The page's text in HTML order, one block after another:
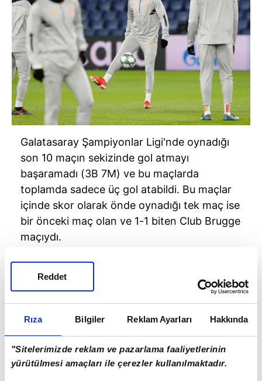
Rıza Bilgiler Reklam Ayarları Hakkında
"Sitelerimizde reklam ve pazarlama faaliyetlerinin
yürütülmesi amaçları ile çerezler kullanılmaktadır.
Reddet
Galatasaray Şampiyonlar Ligi'nde oynadığı
son 10 maçın sekizinde gol atmayı
başaramadı (3B 7M) ve bu maçlarda
toplamda sadece üç gol atabildi. Bu maçlar
içinde skor olarak önde oynadığı tek maç ise
bir önceki maç olan ve 1-1 biten Club Brugge
maçıydı.